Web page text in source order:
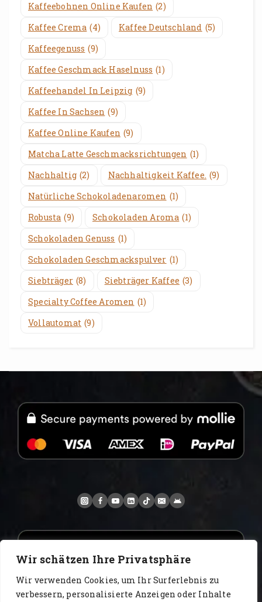
Wir schätzen Ihre Privatsphäre
Wir verwenden Cookies, um Ihr Surferlebnis zu
verbessern, personalisierte Anzeigen oder Inhalte
Kaffeebohnen Online Kaufen (2)
Kaffee Crema (4) Kaffee Deutschland (5)
Kaffeegenuss (9)
Kaffee Geschmack Haselnuss (1)
Kaffeehandel In Leipzig (9)
Kaffee In Sachsen (9)
Kaffee Online Kaufen (9)
Matcha Latte Geschmacksrichtungen (1)
Nachhaltig (2) Nachhaltigkeit Kaffee. (9)
Natürliche Schokoladenaromen (1)
Robusta (9) Schokoladen Aroma (1)
Schokoladen Genuss (1)
Schokoladen Geschmackspulver (1)
Siebträger (8) Siebträger Kaffee (3)
Specialty Coffee Aromen (1)
Vollautomat (9)